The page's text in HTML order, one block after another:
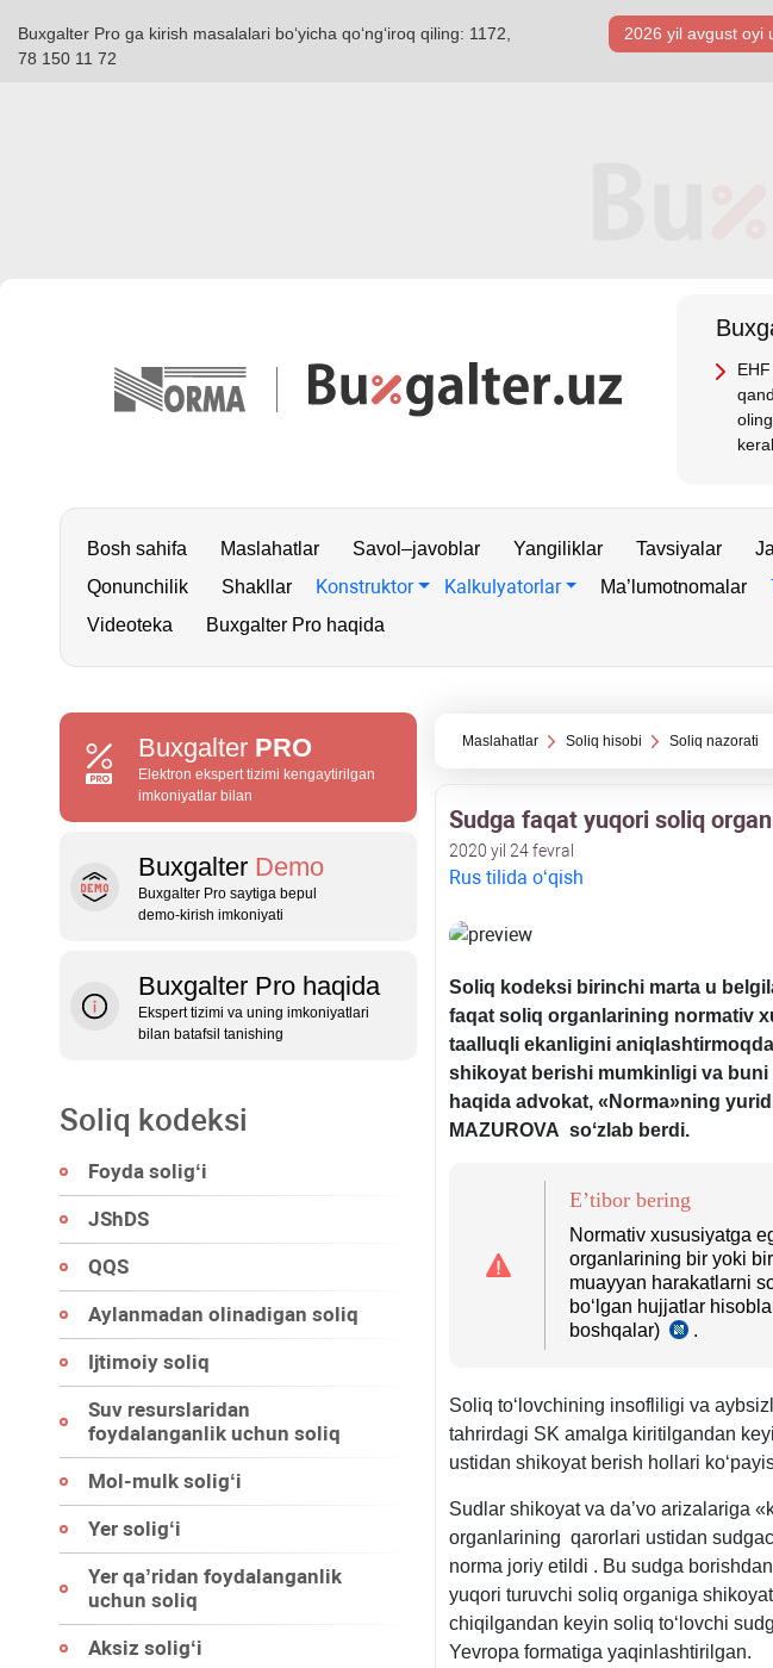
Buxgalter Pro ga kirish masalalari boʻyicha qoʻngʻiroq qiling: 1172,
78 150 11 72
2026 yil avgust oyi
Bosh sahifa Maslahatlar Savol–javoblar Yangiliklar Tavsiyalar
Qonunchilik
Shakllar Konstruktor Kalkulyatorlar Ma’lumotnomalar
Videoteka Buxgalter Pro haqida
Buxgalter PRO
Elektron ekspert tizimi kengaytirilgan
imkoniyatlar bilan
Buxgalter Demo
Buxgalter Pro saytiga bepul
demo‑kirish imkoniyati
Buxgalter Pro haqida
Ekspert tizimi va uning imkoniyatlari
bilan batafsil tanishing
Soliq kodeksi
Foyda soligʻi
JShDS
QQS
Aylanmadan olinadigan soliq
Ijtimoiy soliq
Suv resurslaridan
foydalanganlik uchun soliq
Mol-mulk soligʻi
Yer soligʻi
Yer qa’ridan foydalanganlik
uchun soliq
Aksiz soligʻi
Maslahatlar Soliq hisobi Soliq nazorati
Sudga faqat yuqori soliq
2020 yil 24 fevral
Rus tilida oʻqish
Soliq kodeksi birinchi marta u
faqat soliq organlarining normativ
taalluqli ekanligini aniqlashtirmoqda
shikoyat berishi mumkinligi va buni
haqida advokat, «Norma»ning
MAZUROVA soʻzlab berdi.
E’tibor bering
Normativ хususiyatga
organlarining bir yoki
muayyan harakatlarni
boʻlgan hujjatlar
boshqalar)
SK
2-
q.
.
Soliq toʻlovchining insofliligi va
tahrirdagi SK amalga kiritilgandan
ustidan shikoyat berish hollari
Sudlar shikoyat va da’vo arizalariga
organlarining qarorlari ustidan
norma joriy etildi . Bu sudga
yuqori turuvchi soliq organiga
chiqilgandan keyin soliq toʻlovchi
Yevropa formatiga yaqinlashtirilgan.